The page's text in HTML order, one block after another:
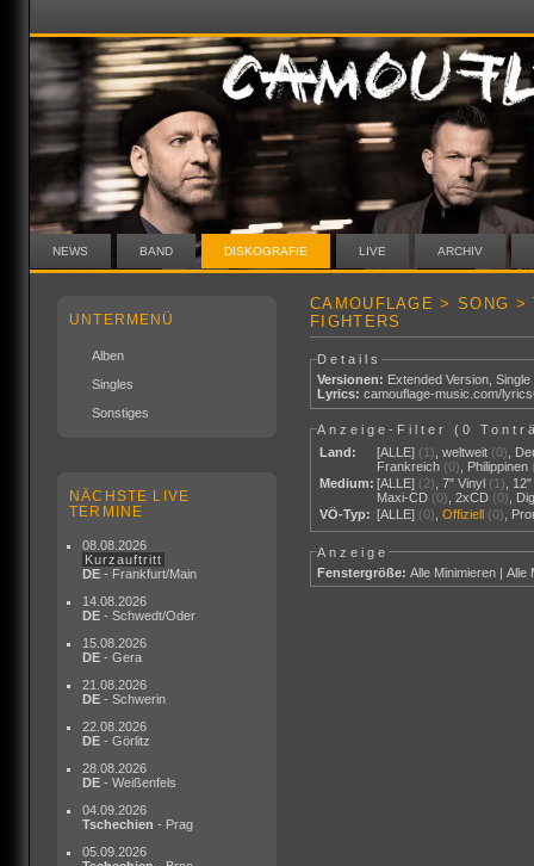
NEWS BAND DISKOGRAFIE LIVE ARCHIV
UNTERMENÜ
Alben
Singles
Sonstiges
NÄCHSTE LIVE
TERMINE
08.08.2026
Kurzauftritt
DE - Frankfurt/Main
14.08.2026
DE - Schwedt/Oder
15.08.2026
DE - Gera
21.08.2026
DE - Schwerin
22.08.2026
DE - Görlitz
28.08.2026
DE - Weißenfels
04.09.2026
Tschechien - Prag
05.09.2026
CAMOUFLAGE > SONG
FIGHTERS
Details
Versionen: Extended Version,Single
Lyrics: camouflage-music.com/
Anzeige-Filter (0
Land:
[ALLE] (1) ,weltweit (0)
Frankreich (0) Philippinen
Medium: [ALLE] (2) ,7" Vinyl (1)
Maxi-CD (0) ,2xCD (0)
VÖ-Typ: [ALLE] (0) ,Offiziell (0)
Anzeige
Fenstergröße: Alle Minimieren |Alle